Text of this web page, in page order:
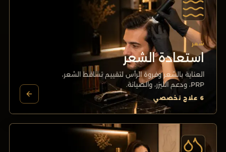
شعر
استعادة الشعر
العناية بالشعر وفروة الرأس لتقييم تساقط الشعر،
PRP، ودعم الليزر، والصيانة.
6 علاج تخصصي